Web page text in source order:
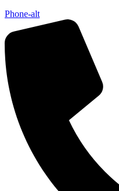
Phone-alt